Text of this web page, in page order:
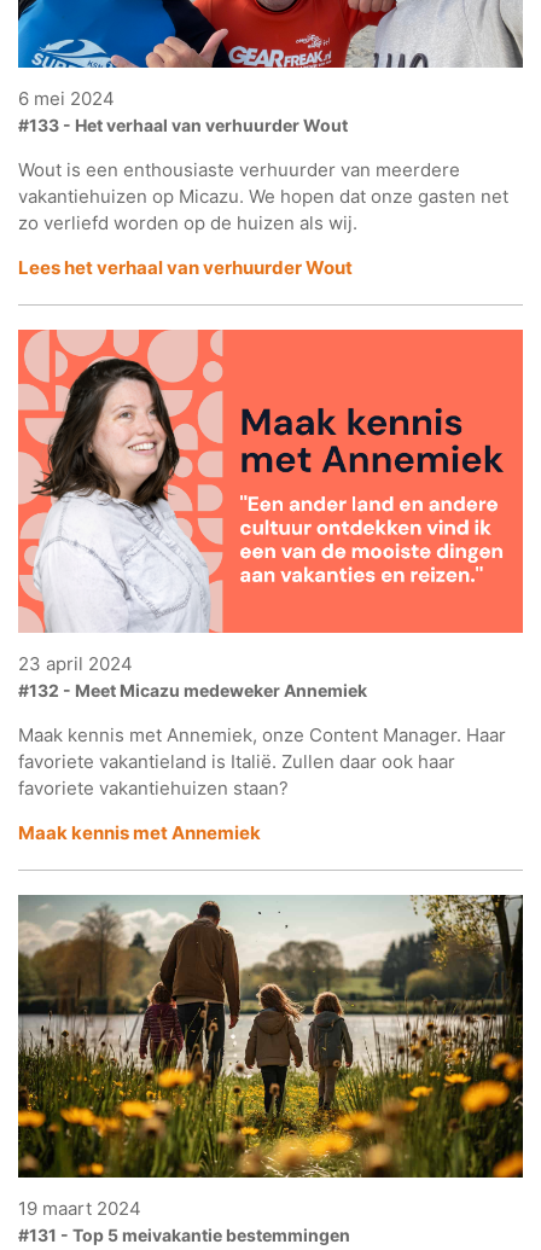
6 mei 2024
#133 - Het verhaal van verhuurder Wout
Wout is een enthousiaste verhuurder van meerdere
vakantiehuizen op Micazu. We hopen dat onze gasten net
zo verliefd worden op de huizen als wij.
Lees het verhaal van verhuurder Wout
23 april 2024
#132 - Meet Micazu medeweker Annemiek
Maak kennis met Annemiek, onze Content Manager. Haar
favoriete vakantieland is Italië. Zullen daar ook haar
favoriete vakantiehuizen staan?
Maak kennis met Annemiek
19 maart 2024
#131 - Top 5 meivakantie bestemmingen